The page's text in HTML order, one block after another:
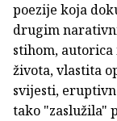
poezije koja
drugim
stihom,
života, vlastita
svijesti,
tako "zaslužila"